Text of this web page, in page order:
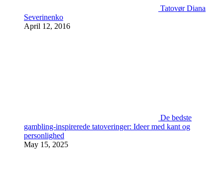
Tatovør Diana
Severinenko
April 12, 2016
De bedste
gambling-inspirerede tatoveringer: Ideer med kant og
personlighed
May 15, 2025